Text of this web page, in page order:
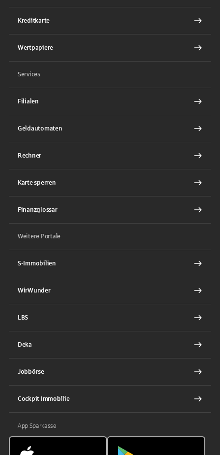
Kreditkarte
Wertpapiere
Services
Filialen
Geldautomaten
Rechner
Karte sperren
Finanzglossar
Weitere Portale
S-Immobilien
WirWunder
LBS
Deka
Jobbörse
Cockpit Immobilie
App Sparkasse